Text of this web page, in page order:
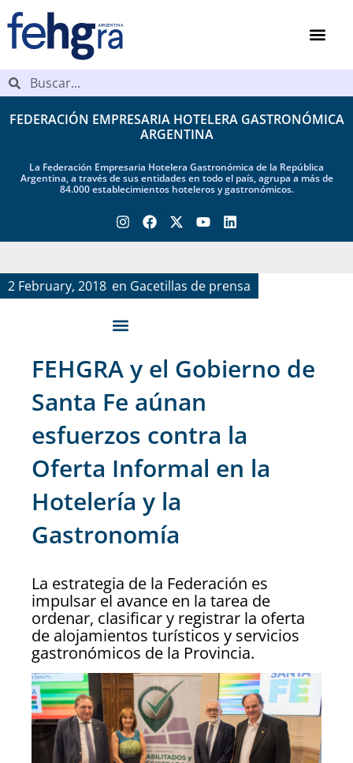
FEDERACIÓN EMPRESARIA HOTELERA GASTRONÓMICA
ARGENTINA
La Federación Empresaria Hotelera Gastronómica de la República
Argentina, a través de sus entidades en todo el país, agrupa a más de
84.000 establecimientos hoteleros y gastronómicos.
2 February, 2018 en Gacetillas de prensa
FEHGRA y el Gobierno de
Santa Fe aúnan
esfuerzos contra la
Oferta Informal en la
Hotelería y la
Gastronomía
La estrategia de la Federación es
impulsar el avance en la tarea de
ordenar, clasificar y registrar la oferta
de alojamientos turísticos y servicios
gastronómicos de la Provincia.